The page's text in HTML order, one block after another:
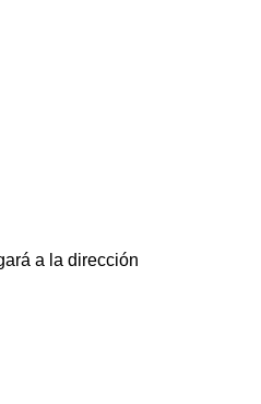
a la dirección